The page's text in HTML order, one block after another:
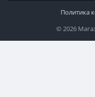
Политика
© 2026